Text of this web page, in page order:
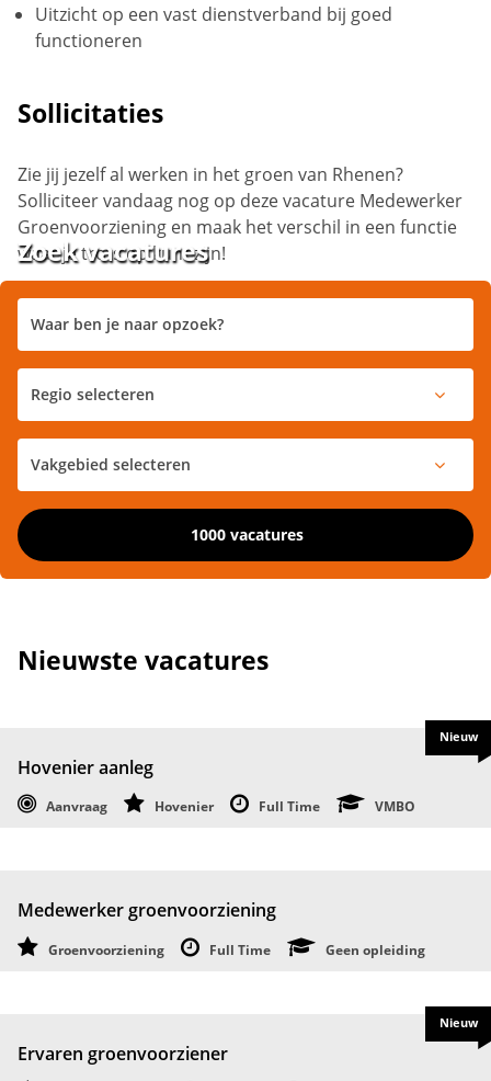
Uitzicht op een vast dienstverband bij goed
functioneren
Sollicitaties
Zie jij jezelf al werken in het groen van Rhenen?
Solliciteer vandaag nog op deze vacature Medewerker
Groenvoorziening en maak het verschil in een functie
waar je trots op kunt zijn!
Zoek vacatures
1000 vacatures
Nieuwste vacatures
Hovenier aanleg
Aanvraag Hovenier Full Time VMBO
Nieuw
Medewerker groenvoorziening
Groenvoorziening Full Time Geen opleiding
Ervaren groenvoorziener
Nieuw